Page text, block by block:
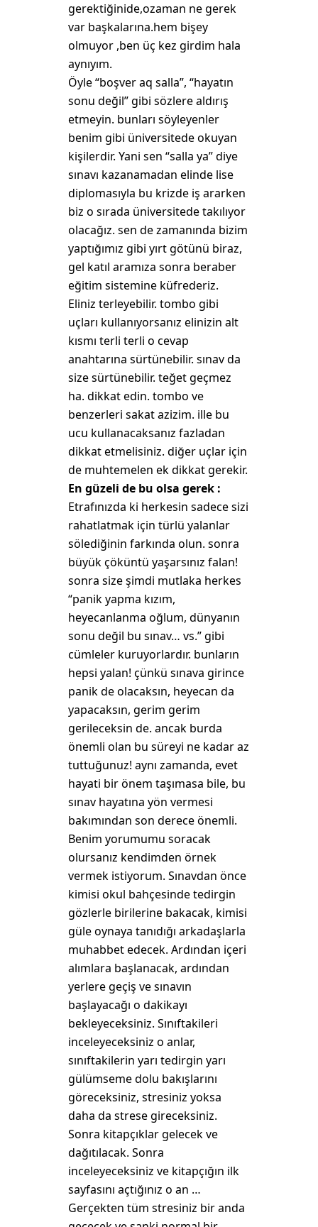
gerektiğinide,ozaman ne gerek
var başkalarına.hem bişey
olmuyor ,ben üç kez girdim hala
aynıyım.
Öyle “boşver aq salla”, “hayatın
sonu değil” gibi sözlere aldırış
etmeyin. bunları söyleyenler
benim gibi üniversitede okuyan
kişilerdir. Yani sen “salla ya” diye
sınavı kazanamadan elinde lise
diplomasıyla bu krizde iş ararken
biz o sırada üniversitede takılıyor
olacağız. sen de zamanında bizim
yaptığımız gibi yırt götünü biraz,
gel katıl aramıza sonra beraber
eğitim sistemine küfrederiz.
Eliniz terleyebilir. tombo gibi
uçları kullanıyorsanız elinizin alt
kısmı terli terli o cevap
anahtarına sürtünebilir. sınav da
size sürtünebilir. teğet geçmez
ha. dikkat edin. tombo ve
benzerleri sakat azizim. ille bu
ucu kullanacaksanız fazladan
dikkat etmelisiniz. diğer uçlar için
de muhtemelen ek dikkat gerekir.
En güzeli de bu olsa gerek :
Etrafınızda ki herkesin sadece sizi
rahatlatmak için türlü yalanlar
sölediğinin farkında olun. sonra
büyük çöküntü yaşarsınız falan!
sonra size şimdi mutlaka herkes
“panik yapma kızım,
heyecanlanma oğlum, dünyanın
sonu değil bu sınav… vs.” gibi
cümleler kuruyorlardır. bunların
hepsi yalan! çünkü sınava girince
panik de olacaksın, heyecan da
yapacaksın, gerim gerim
gerileceksin de. ancak burda
önemli olan bu süreyi ne kadar az
tuttuğunuz! aynı zamanda, evet
hayati bir önem taşımasa bile, bu
sınav hayatına yön vermesi
bakımından son derece önemli.
Benim yorumumu soracak
olursanız kendimden örnek
vermek istiyorum. Sınavdan önce
kimisi okul bahçesinde tedirgin
gözlerle birilerine bakacak, kimisi
güle oynaya tanıdığı arkadaşlarla
muhabbet edecek. Ardından içeri
alımlara başlanacak, ardından
yerlere geçiş ve sınavın
başlayacağı o dakikayı
bekleyeceksiniz. Sınıftakileri
inceleyeceksiniz o anlar,
sınıftakilerin yarı tedirgin yarı
gülümseme dolu bakışlarını
göreceksiniz, stresiniz yoksa
daha da strese gireceksiniz.
Sonra kitapçıklar gelecek ve
dağıtılacak. Sonra
inceleyeceksiniz ve kitapçığın ilk
sayfasını açtığınız o an …
Gerçekten tüm stresiniz bir anda